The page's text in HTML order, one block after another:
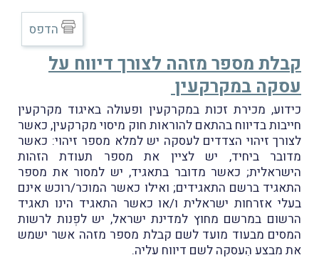
קבלת מספר מזהה לצורך דיווח על
עסקה במקרקעין
כידוע, מכירת זכות במקרקעין ופעולה באיגוד מקרקעין
חייבות בדיווח בהתאם להוראות חוק מיסוי מקרקעין, כאשר
לצורך זיהוי הצדדים לעסקה יש למלא מספר זיהוי: כאשר
מדובר ביחיד, יש לציין את מספר תעודת הזהות
הישראלית; כאשר מדובר בתאגיד, יש למסור את מספר
התאגיד ברשם התאגידים; ואילו כאשר המוכר/רוכש אינם
בעלי אזרחות ישראלית ו/או כאשר התאגיד הינו תאגיד
הרשום במרשם מחוץ למדינת ישראל, יש לפְנות לרשות
המסים מבעוד מועד לשם קבלת מספר מזהה אשר ישמש
את מבצע הִעסקה לשם דיווח עליה.